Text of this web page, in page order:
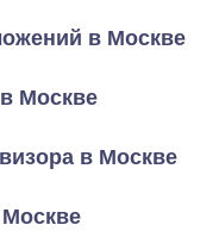
в Москве
Москве
в Москве